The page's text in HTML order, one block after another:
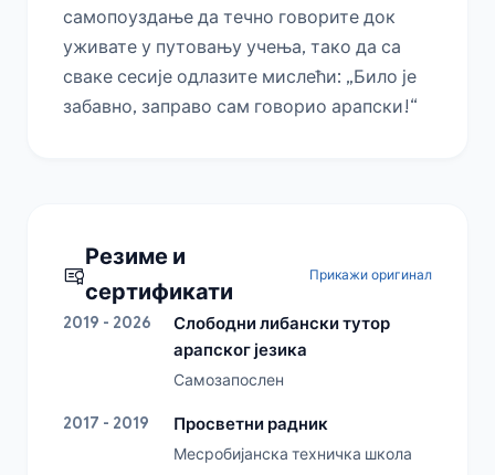
самопоуздање да течно говорите док
уживате у путовању учења, тако да са
сваке сесије одлазите мислећи: „Било је
забавно, заправо сам говорио арапски!“
Резиме и
сертификати
Прикажи оригинал
2019 - 2026
Слободни либански тутор
арапског језика
Самозапослен
2017 - 2019
Просветни радник
Месробијанска техничка школа